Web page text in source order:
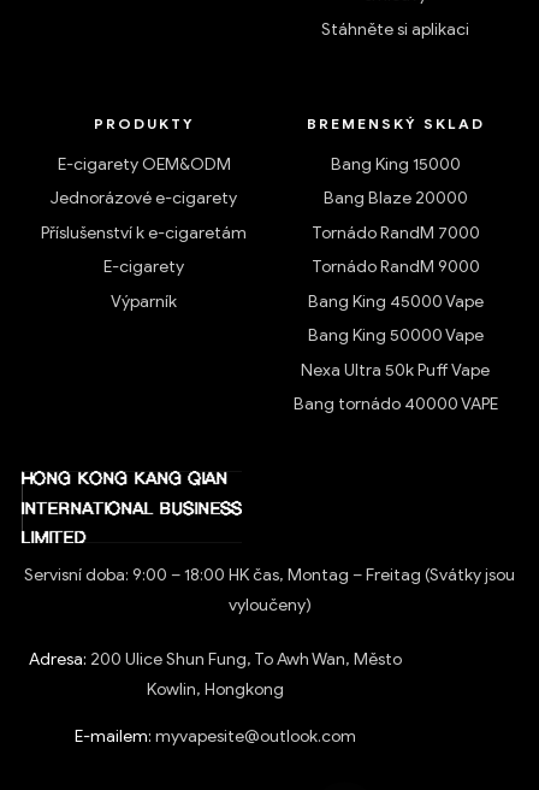
Stáhněte si aplikaci
PRODUKTY
E-cigarety OEM&ODM
Jednorázové e-cigarety
Příslušenství k e-cigaretám
E-cigarety
Výparník
BREMENSKÝ SKLAD
Bang King 15000
Bang Blaze 20000
Tornádo RandM 7000
Tornádo RandM 9000
Bang King 45000 Vape
Bang King 50000 Vape
Nexa Ultra 50k Puff Vape
Bang tornádo 40000 VAPE
Servisní doba: 9:00 – 18:00 HK čas, Montag – Freitag (Svátky jsou
vyloučeny)
Adresa: 200 Ulice Shun Fung, To Awh Wan, Město
Kowlin, Hongkong
E-mailem: myvapesite@outlook.com